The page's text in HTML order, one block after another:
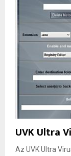
UVK Ultra
Az UVK Ultra